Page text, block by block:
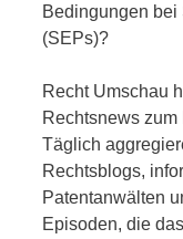
Bedingungen
(SEPs)?
Recht Umschau
Rechtsnews
Täglich
Rechtsblogs,
Patentanwälten
Episoden, die